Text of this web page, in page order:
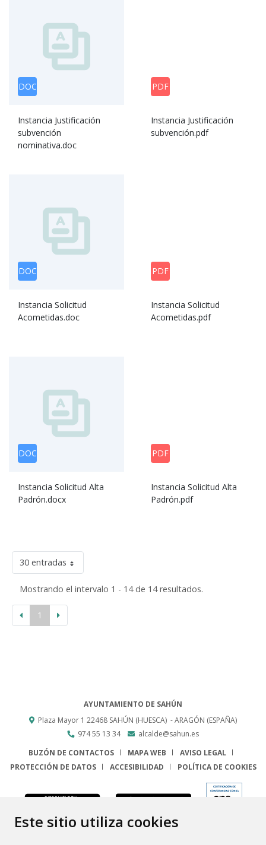
Este sitio utiliza cookies
DOC
Instancia Justificación
subvención
nominativa.doc
PDF
Instancia Justificación
subvención.pdf
DOC
Instancia Solicitud
Acometidas.doc
PDF
Instancia Solicitud
Acometidas.pdf
DOC
Instancia Solicitud Alta
Padrón.docx
PDF
Instancia Solicitud Alta
Padrón.pdf
30 entradas
Mostrando el intervalo 1 - 14 de 14 resultados.
1
AYUNTAMIENTO DE SAHÚN
Plaza Mayor 1 22468 SAHÚN (HUESCA) - ARAGÓN (ESPAÑA)
974 55 13 34
alcalde@sahun.es
BUZÓN DE CONTACTOS
MAPA WEB
AVISO LEGAL
PROTECCIÓN DE DATOS
ACCESIBILIDAD POLÍTICA DE COOKIES